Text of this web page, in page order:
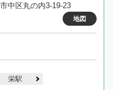
中区丸の内3-19-23
地図
栄駅